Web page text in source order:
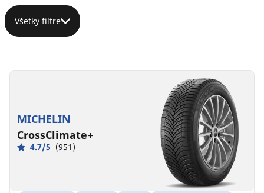
Všetky filtre
MICHELIN
CrossClimate+
4.7/5 (951)
S1